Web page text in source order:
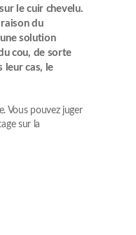
le cuir chevelu.
du
solution
cou, de sorte
leur cas, le
Vous pouvez juger
sur la